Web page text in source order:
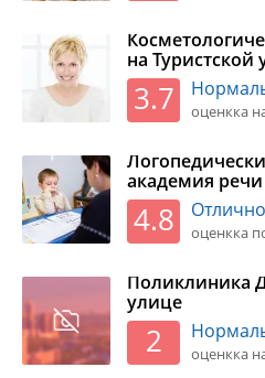
на Туристской
3.7 оценкка
академия
Лациса
4.8 Отлично
оценкка
Поликлиника
улице
2 оценкка